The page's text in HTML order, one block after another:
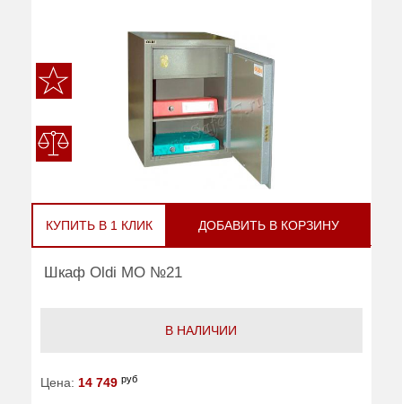
КУПИТЬ В 1 КЛИК ДОБАВИТЬ В КОРЗИНУ
Шкаф Oldi МО №21
В НАЛИЧИИ
Цена: 14 749 руб